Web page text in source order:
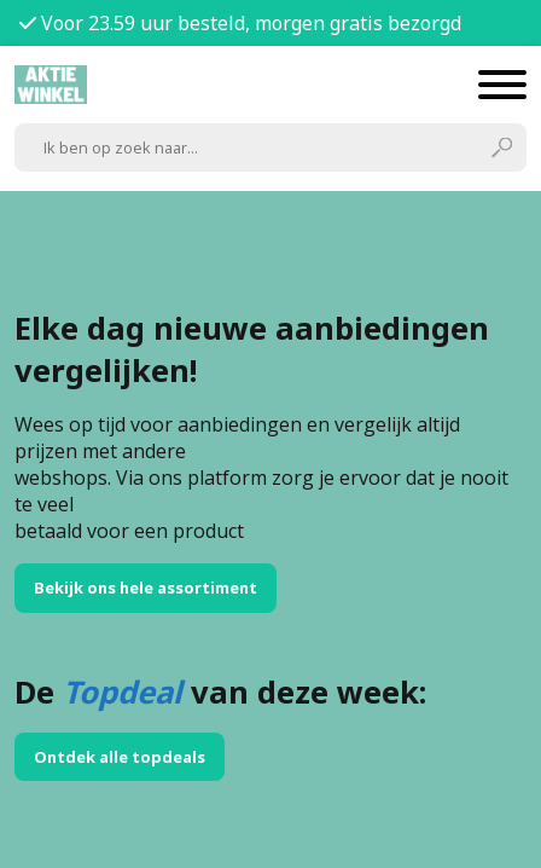
Voor 23.59 uur besteld, morgen gratis bezorgd
Elke dag nieuwe aanbiedingen
vergelijken!
Wees op tijd voor aanbiedingen en vergelijk altijd
prijzen met andere
webshops. Via ons platform zorg je ervoor dat je nooit
te veel
betaald voor een product
Bekijk ons hele assortiment
De Topdealvan deze week:
Ontdek alle topdeals